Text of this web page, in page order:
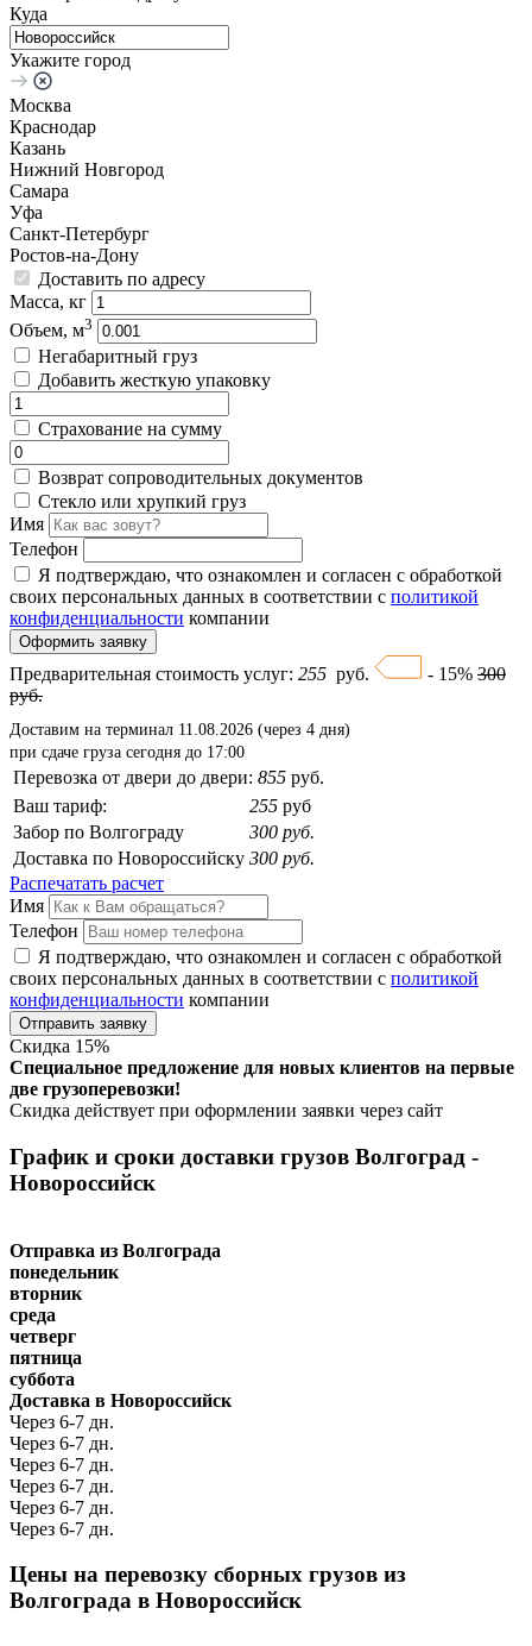
Куда
Укажите город
Москва
Краснодар
Казань
Нижний Новгород
Самара
Уфа
Санкт-Петербург
Ростов-на-Дону
Доставить по адресу
Масса, кг
Объем, м3
Негабаритный груз
Добавить жесткую упаковку
Страхование на сумму
Возврат сопроводительных документов
Стекло или хрупкий груз
Имя
Телефон
Я подтверждаю, что ознакомлен и согласен с обработкой
своих персональных данных в соответствии с политикой
конфиденциальности компании
Оформить заявку
Предварительная стоимость услуг: 255 руб. - 15% 300
руб.
Доставим на терминал 11.08.2026 (через 4 дня)
при сдаче груза сегодня до 17:00
Перевозка от двери до двери: 855 руб.
Ваш тариф:
255 руб
Забор по Волгограду
300 руб.
Доставка по Новороссийску 300 руб.
Распечатать расчет
Имя
Телефон
Я подтверждаю, что ознакомлен и согласен с обработкой
своих персональных данных в соответствии с политикой
конфиденциальности компании
Отправить заявку
Скидка 15%
Специальное предложение для новых клиентов на первые
две грузоперевозки!
Скидка действует при оформлении заявки через сайт
График и сроки доставки грузов Волгоград -
Новороссийск
Отправка из Волгограда
понедельник
вторник
среда
четверг
пятница
суббота
Доставка в Новороссийск
Через 6-7 дн.
Через 6-7 дн.
Через 6-7 дн.
Через 6-7 дн.
Через 6-7 дн.
Через 6-7 дн.
Цены на перевозку сборных грузов из
Волгограда в Новороссийск